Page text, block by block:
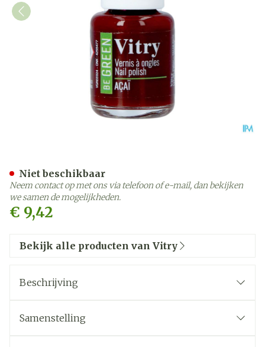
€ 9,42
Niet beschikbaar
Neem contact op met ons via telefoon of e-mail, dan bekijken
we samen de mogelijkheden.
Bekijk alle producten van Vitry
Beschrijving
Samenstelling